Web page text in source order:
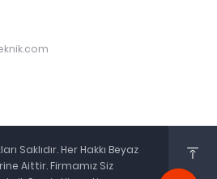
Saklıdır. Her Hakkı Beyaz
Aittir. Firmamız Siz